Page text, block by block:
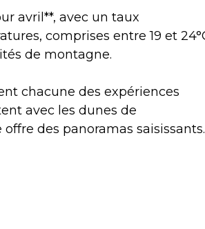
avril**, avec un taux
comprises entre 19 et
de montagne.
chacune des expériences
avec les dunes de
des panoramas saisissants.